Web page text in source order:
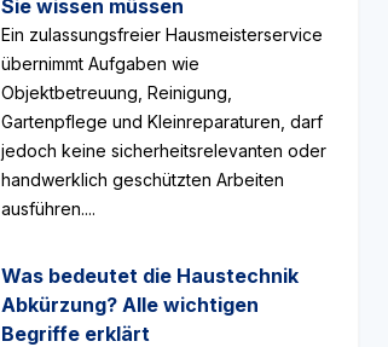
Sie wissen müssen
Ein zulassungsfreier Hausmeisterservice
übernimmt Aufgaben wie
Objektbetreuung, Reinigung,
Gartenpflege und Kleinreparaturen, darf
jedoch keine sicherheitsrelevanten oder
handwerklich geschützten Arbeiten
ausführen....
Was bedeutet die Haustechnik
Abkürzung? Alle wichtigen
Begriffe erklärt